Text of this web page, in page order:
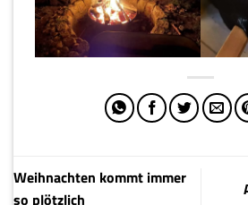
Weihnachten kommt immer
so plötzlich